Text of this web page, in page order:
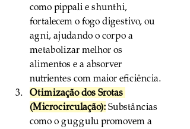
como pippali e shunthi,
fortalecem o fogo digestivo, ou
agni, ajudando o corpo a
metabolizar melhor os
alimentos e a absorver
nutrientes com maior eficiência.
Otimização dos Srotas
(Microcirculação): Substâncias
como o guggulu promovem a